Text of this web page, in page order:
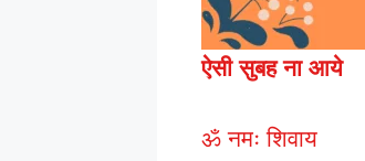
ऐसी सुबह ना आये
ॐ नमः शिवाय